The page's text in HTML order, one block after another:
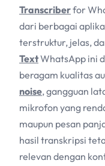
Transcriberfor
dari berbagai
terstruktur, jelas,
TextWhatsApp ini
beragam kualitas
noise, gangguan
mikrofon yang
maupun pesan
hasil transkripsi
relevan dengan